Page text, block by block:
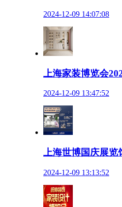
2024-12-09 14:07:08
上海家装博览会
2024-12-09 13:47:52
上海世博国庆展览
2024-12-09 13:13:52